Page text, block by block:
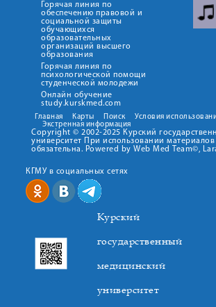
Горячая линия по
обеспечению правовой и
социальной защиты
обучающихся
образовательных
организаций высшего
образования
Горячая линия по
психологической помощи
студенческой молодежи
Онлайн обучение
study.kurskmed.com
Главная Карты Поиск
Условия
Экстренная информация
Copyright © 2002-2025 Курский
университет При использовании материалов
обязательна. Powered by Web Med Team©,
КГМУ в социальных сетях
Курский
государственный
медицинский
университет